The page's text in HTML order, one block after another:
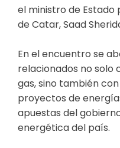
el ministro de Estado
de Catar, Saad
En el encuentro se
relacionados no solo
gas, sino también
proyectos de
apuestas del
energética del país.